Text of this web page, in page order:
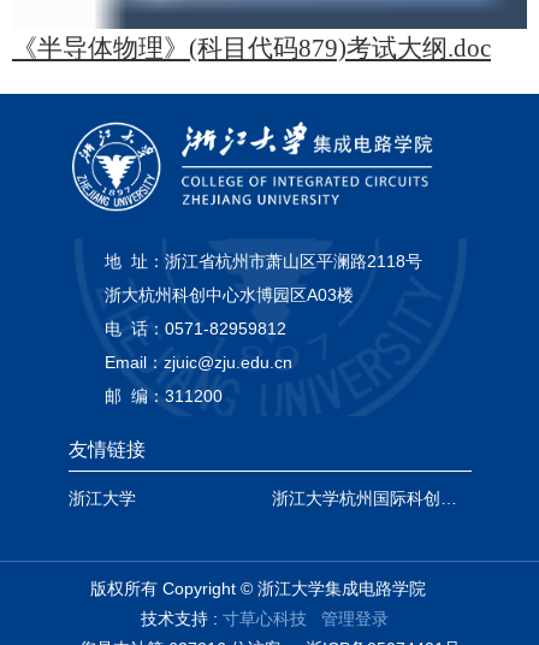
《半导体物理》(科目代码879)考试大纲.doc
地 址： 浙江省杭州市萧山区平澜路2118号
浙大杭州科创中心水博园区A03楼
电 话： 0571-82959812
Email： zjuic@zju.edu.cn
邮 编： 311200
友情链接
浙江大学
版权所有 Copyright © 浙江大学集成电路学院
技术支持 : 寸草心科技
管理登录